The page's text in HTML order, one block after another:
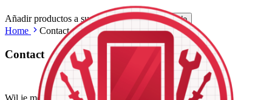
Añadir productos a su carrito. Sequir comprando
Home Contact
Contact